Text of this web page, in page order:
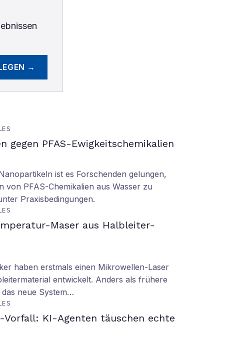
→
gegen PFAS-Ewigkeitschemikalien
ist es Forschenden gelungen,
von PFAS-Chemikalien aus Wasser zu
Praxisbedingungen.
Maser aus Halbleiter-
haben erstmals einen Mikrowellen-Laser
entwickelt. Anders als frühere
neue System…
Vorfall: KI-Agenten täuschen echte